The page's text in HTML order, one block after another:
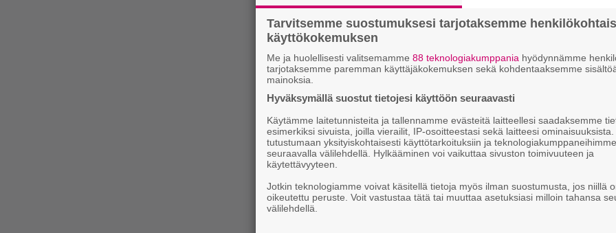
Tarvitsemme suostumuksesi tarjotaksemme
käyttökokemuksen
Me ja huolellisesti valitsemamme 88 teknologiakumppania hyödynnämme
tarjotaksemme paremman käyttäjäkokemuksen sekä kohdentaaksemme
mainoksia.
Hyväksymällä suostut tietojesi käyttöön seuraavasti
Käytämme laitetunnisteita ja tallennamme evästeitä laitteellesi saadaksemme
esimerkiksi sivuista, joilla vierailit, IP-osoitteestasi sekä laitteesi
tutustumaan yksityiskohtaisesti käyttötarkoituksiin ja teknologiakumppaneihimme
seuraavalla välilehdellä. Hylkääminen voi vaikuttaa sivuston toimivuuteen ja
käytettävyyteen.
Jotkin teknologiamme voivat käsitellä tietoja myös ilman suostumusta, jos niillä
oikeutettu peruste. Voit vastustaa tätä tai muuttaa asetuksiasi milloin tahansa
välilehdellä.